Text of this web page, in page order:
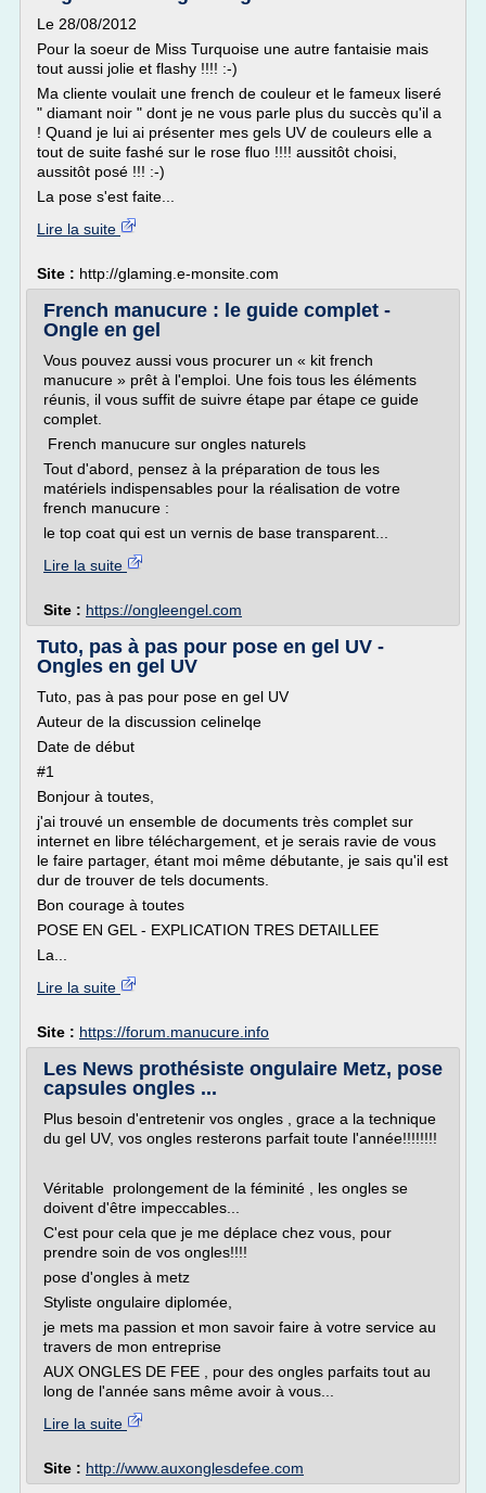
Le 28/08/2012
Pour la soeur de Miss Turquoise une autre fantaisie mais
tout aussi jolie et flashy !!!! :-)
Ma cliente voulait une french de couleur et le fameux liseré
" diamant noir " dont je ne vous parle plus du succès qu'il a
! Quand je lui ai présenter mes gels UV de couleurs elle a
tout de suite fashé sur le rose fluo !!!! aussitôt choisi,
aussitôt posé !!! :-)
La pose s'est faite...
Lire la suite
Site : http://glaming.e-monsite.com
French manucure : le guide complet -
Ongle en gel
Vous pouvez aussi vous procurer un « kit french
manucure » prêt à l'emploi. Une fois tous les éléments
réunis, il vous suffit de suivre étape par étape ce guide
complet.
French manucure sur ongles naturels
Tout d'abord, pensez à la préparation de tous les
matériels indispensables pour la réalisation de votre
french manucure :
le top coat qui est un vernis de base transparent...
Lire la suite
Site : https://ongleengel.com
Tuto, pas à pas pour pose en gel UV -
Ongles en gel UV
Tuto, pas à pas pour pose en gel UV
Auteur de la discussion celinelqe
Date de début
#1
Bonjour à toutes,
j'ai trouvé un ensemble de documents très complet sur
internet en libre téléchargement, et je serais ravie de vous
le faire partager, étant moi même débutante, je sais qu'il est
dur de trouver de tels documents.
Bon courage à toutes
POSE EN GEL - EXPLICATION TRES DETAILLEE
La...
Lire la suite
Site : https://forum.manucure.info
Les News prothésiste ongulaire Metz, pose
capsules ongles ...
Plus besoin d'entretenir vos ongles , grace a la technique
du gel UV, vos ongles resterons parfait toute l'année!!!!!!!!
Véritable prolongement de la féminité , les ongles se
doivent d'être impeccables...
C'est pour cela que je me déplace chez vous, pour
prendre soin de vos ongles!!!!
pose d'ongles à metz
Styliste ongulaire diplomée,
je mets ma passion et mon savoir faire à votre service au
travers de mon entreprise
AUX ONGLES DE FEE , pour des ongles parfaits tout au
long de l'année sans même avoir à vous...
Lire la suite
Site : http://www.auxonglesdefee.com